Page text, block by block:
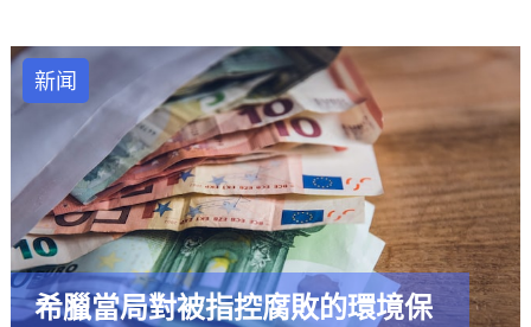
牙：
代
一
讀
通
過
新闻
希臘當局對被指控腐敗的環境保